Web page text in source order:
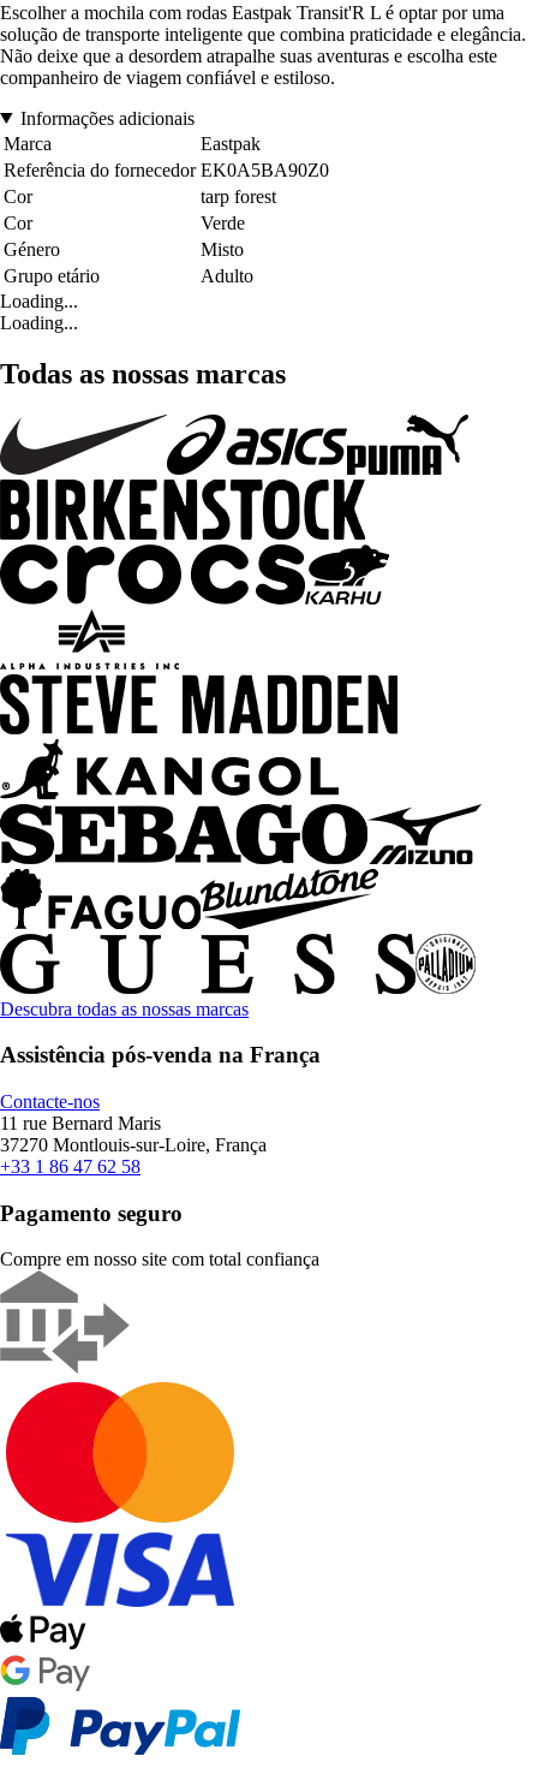
Escolher a mochila com rodas Eastpak Transit'R L é optar por uma
solução de transporte inteligente que combina praticidade e elegância.
Não deixe que a desordem atrapalhe suas aventuras e escolha este
companheiro de viagem confiável e estiloso.
Informações adicionais
Marca
Eastpak
Referência do fornecedor EK0A5BA90Z0
Cor
tarp forest
Cor
Verde
Género
Misto
Grupo etário
Adulto
Loading...
Loading...
Todas as nossas marcas
Descubra todas as nossas marcas
Assistência pós-venda na França
Contacte-nos
11 rue Bernard Maris
37270 Montlouis-sur-Loire, França
+33 1 86 47 62 58
Pagamento seguro
Compre em nosso site com total confiança